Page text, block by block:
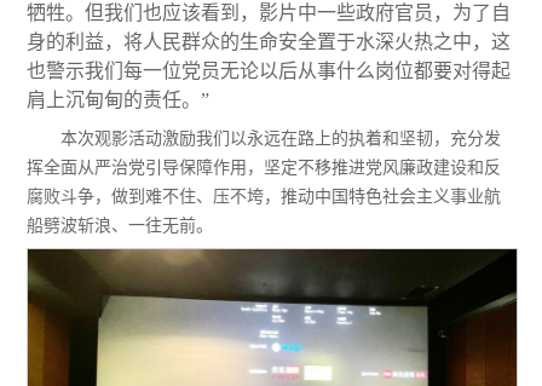
牺牲。但我们也应该看到，影片中一些政府官员，为了自
身的利益，将人民群众的生命安全置于水深火热之中，这
也警示我们每一位党员无论以后从事什么岗位都要对得起
肩上沉甸甸的责任。”
本次观影活动激励我们以永远在路上的执着和坚韧，充分发
挥全面从严治党引导保障作用，坚定不移推进党风廉政建设和反
腐败斗争，做到难不住、压不垮，推动中国特色社会主义事业航
船劈波斩浪、一往无前。